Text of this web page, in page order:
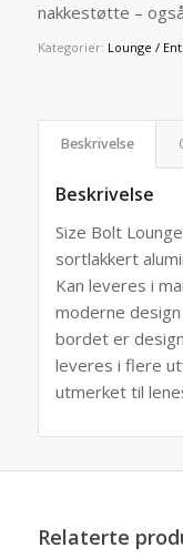
nakkestøtte –
Kategorier: Lounge /
Beskrivelse
Beskrivelse
Size Bolt
sortlakkert
Kan leveres i
moderne
bordet er
leveres i flere
utmerket til
Relaterte